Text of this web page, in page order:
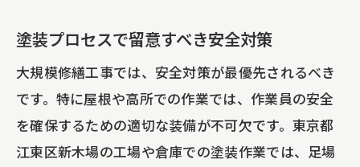
塗装プロセスで留意すべき安全対策
大規模修繕工事では、安全対策が最優先されるべき
です。特に屋根や高所での作業では、作業員の安全
を確保するための適切な装備が不可欠です。東京都
江東区新木場の工場や倉庫での塗装作業では、足場